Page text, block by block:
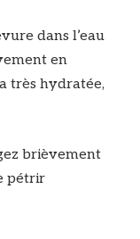
dans l’eau
en
très hydratée,
brièvement
pétrir